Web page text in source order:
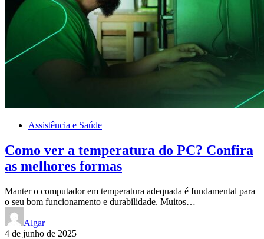
Assistência e Saúde
Como ver a temperatura do PC? Confira
as melhores formas
Manter o computador em temperatura adequada é fundamental para
o seu bom funcionamento e durabilidade. Muitos…
Algar
4 de junho de 2025